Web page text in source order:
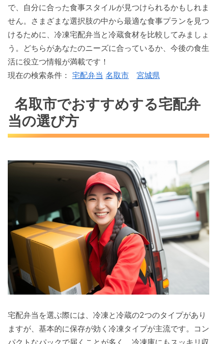
で、自分に合った食事スタイルが見つけられるかもしれま
せん。さまざまな選択肢の中から最適な食事プランを見つ
けるために、冷凍宅配弁当と冷蔵食材を比較してみましょ
う。どちらがあなたのニーズに合っているか、今後の食生
活に役立つ情報が満載です！
現在の検索条件： 宅配弁当 名取市 宮城県
名取市でおすすめする宅配弁
当の選び方
宅配弁当を選ぶ際には、冷凍と冷蔵の2つのタイプがあり
ますが、基本的に保存が効く冷凍タイプが主流です。コン